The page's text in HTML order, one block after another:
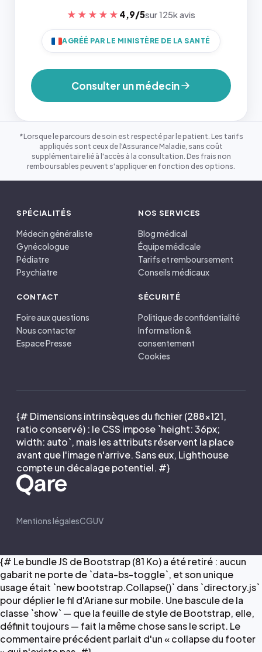
★★★★★ 4,9/5sur 125k avis
AGRÉÉ PAR LE MINISTÈRE DE LA SANTÉ
Consulter un médecin
*Lorsque le parcours de soin est respecté par le patient. Les tarifs
appliqués sont ceux de l'Assurance Maladie, sans coût
supplémentaire lié à l'accès à la consultation. Des frais non
remboursables peuvent s'appliquer en fonction des options.
SPÉCIALITÉS
Médecin généraliste
Gynécologue
Pédiatre
Psychiatre
NOS SERVICES
Blog médical
Équipe médicale
Tarifs et remboursement
Conseils médicaux
CONTACT
Foire aux questions
Nous contacter
Espace Presse
SÉCURITÉ
Politique de confidentialité
Information &
consentement
Cookies
{# Dimensions intrinsèques du fichier (288×121,
ratio conservé) : le CSS impose `height: 36px;
width: auto`, mais les attributs réservent la place
avant que l'image n'arrive. Sans eux, Lighthouse
compte un décalage potentiel. #}
Mentions légalesCGUV
{# Le bundle JS de Bootstrap (81 Ko) a été retiré : aucun
gabarit ne porte de `data-bs-toggle`, et son unique
usage était `new bootstrap.Collapse()` dans `directory.js`
pour déplier le fil d'Ariane sur mobile. Une bascule de la
classe `show` — que la feuille de style de Bootstrap, elle,
définit toujours — fait la même chose sans le script. Le
commentaire précédent parlait d'un « collapse du footer